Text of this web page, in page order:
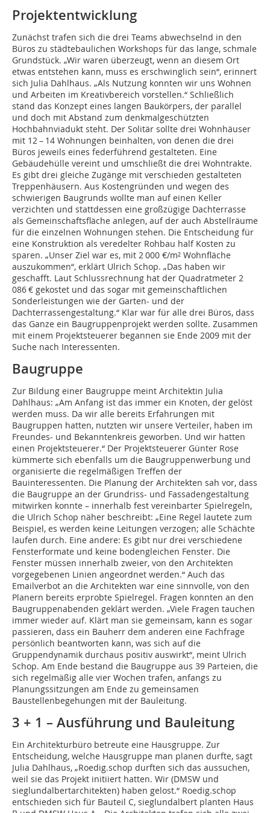
Projektentwicklung
Zunächst trafen sich die drei Teams abwechselnd in den
Büros zu städtebaulichen Workshops für das lange, schmale
Grundstück. „Wir waren überzeugt, wenn an diesem Ort
etwas entstehen kann, muss es erschwinglich sein“, erinnert
sich Julia Dahlhaus. „Als Nutzung konnten wir uns Wohnen
und Arbeiten im Kreativbereich vorstellen.“ Schließlich
stand das Konzept eines langen Baukörpers, der parallel
und doch mit Abstand zum denkmalgeschützten
Hochbahnviadukt steht. Der Solitär sollte drei Wohnhäuser
mit 12 – 14 Wohnungen beinhalten, von denen die drei
Büros jeweils eines federführend gestalteten. Eine
Gebäudehülle vereint und umschließt die drei Wohntrakte.
Es gibt drei gleiche Zugänge mit verschieden gestalteten
Treppenhäusern. Aus Kostengründen und wegen des
schwierigen Baugrunds wollte man auf einen Keller
verzichten und stattdessen eine großzügige Dachterrasse
als Gemeinschaftsfläche anlegen, auf der auch Abstellräume
für die einzelnen Wohnungen stehen. Die Entscheidung für
eine Konstruktion als veredelter Rohbau half Kosten zu
sparen. „Unser Ziel war es, mit 2 000 €/m² Wohnfläche
auszukommen“, erklärt Ulrich Schop. „Das haben wir
geschafft. Laut Schlussrechnung hat der Quadratmeter 2
086 € gekostet und das sogar mit gemeinschaftlichen
Sonderleistungen wie der Garten- und der
Dachterrassengestaltung.“ Klar war für alle drei Büros, dass
das Ganze ein Baugruppenprojekt werden sollte. Zusammen
mit einem Projektsteuerer begannen sie Ende 2009 mit der
Suche nach Interessenten.
Baugruppe
Zur Bildung einer Baugruppe meint Architektin Julia
Dahlhaus: „Am Anfang ist das immer ein Knoten, der gelöst
werden muss. Da wir alle bereits Erfahrungen mit
Baugruppen hatten, nutzten wir unsere Verteiler, haben im
Freundes- und Bekanntenkreis geworben. Und wir hatten
einen Projektsteuerer.“ Der Projektsteuerer Günter Rose
kümmerte sich ebenfalls um die Baugruppenwerbung und
organisierte die regelmäßigen Treffen der
Bauinteressenten. Die Planung der Architekten sah vor, dass
die Baugruppe an der Grundriss- und Fassadengestaltung
mitwirken konnte – innerhalb fest vereinbarter Spielregeln,
die Ulrich Schop näher beschreibt: „Eine Regel lautete zum
Beispiel, es werden keine Leitungen verzogen; alle Schächte
laufen durch. Eine andere: Es gibt nur drei verschiedene
Fensterformate und keine bodengleichen Fenster. Die
Fenster müssen innerhalb zweier, von den Architekten
vorgegebenen Linien angeordnet werden.“ Auch das
Emailverbot an die Architekten war eine sinnvolle, von den
Planern bereits erprobte Spielregel. Fragen konnten an den
Baugruppenabenden geklärt werden. „Viele Fragen tauchen
immer wieder auf. Klärt man sie gemeinsam, kann es sogar
passieren, dass ein Bauherr dem anderen eine Fachfrage
persönlich beantworten kann, was sich auf die
Gruppendynamik durchaus positiv auswirkt“, meint Ulrich
Schop. Am Ende bestand die Baugruppe aus 39 Parteien, die
sich regelmäßig alle vier Wochen trafen, anfangs zu
Planungssitzungen am Ende zu gemeinsamen
Baustellenbegehungen mit der Bauleitung.
3 + 1 – Ausführung und Bauleitung
Ein Architekturbüro betreute eine Hausgruppe. Zur
Entscheidung, welche Hausgruppe man planen durfte, sagt
Julia Dahlhaus, „Roedig.schop durften sich das aussuchen,
weil sie das Projekt initiiert hatten. Wir (DMSW und
sieglundalbertarchitekten) haben gelost.“ Roedig.schop
entschieden sich für Bauteil C, sieglundalbert planten Haus